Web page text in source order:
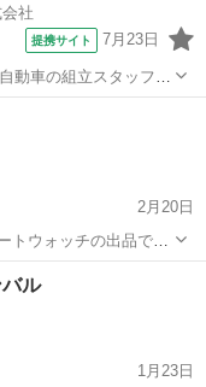
社
提携サイト 7月23日
動車の組立スタッフ
品・ハンドル・足回
2月20日
トウォッチの出品で
ります。 出来たら東部
でも、東部に来て頂け
チ
ル
1月23日